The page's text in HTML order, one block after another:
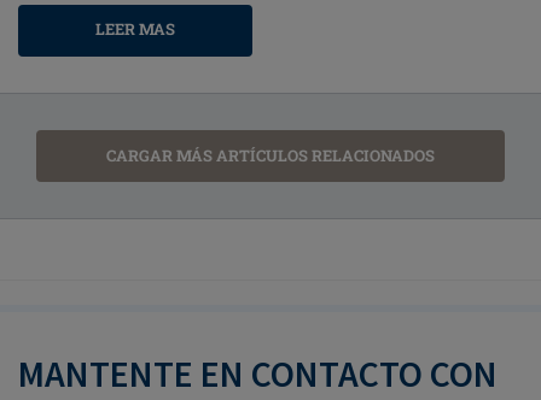
LEER MAS
CARGAR MÁS ARTÍCULOS RELACIONADOS
MANTENTE EN CONTACTO CON